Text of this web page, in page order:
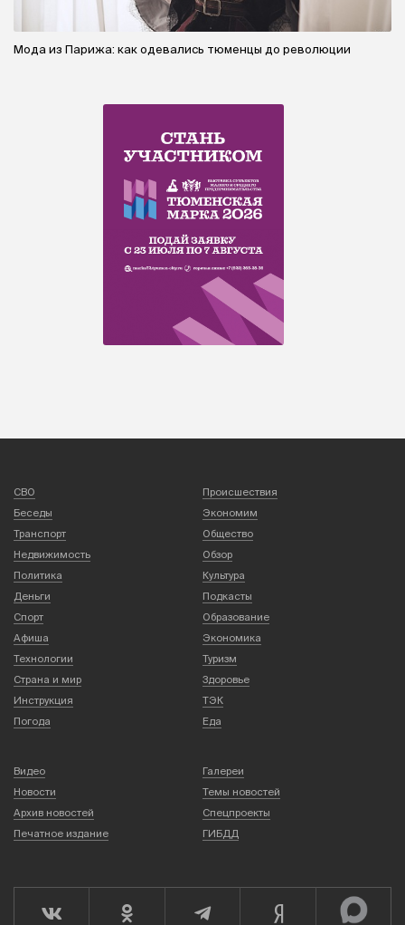
Мода из Парижа: как одевались тюменцы до революции
СВО
Происшествия
Беседы
Экономим
Транспорт
Общество
Недвижимость
Обзор
Политика
Культура
Деньги
Подкасты
Спорт
Образование
Афиша
Экономика
Технологии
Туризм
Страна и мир
Здоровье
Инструкция
ТЭК
Погода
Еда
Видео
Галереи
Новости
Темы новостей
Архив новостей
Спецпроекты
Печатное издание
ГИБДД